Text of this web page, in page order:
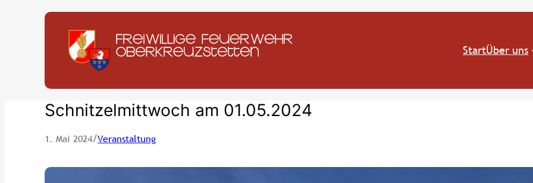
StartÜber uns
Schnitzelmittwoch am 01.05.2024
1. Mai 2024/Veranstaltung